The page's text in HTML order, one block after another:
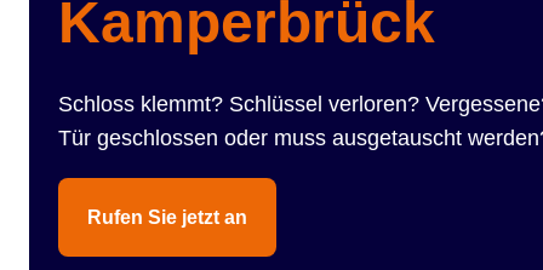
Kamperbrück
Schloss klemmt? Schlüssel verloren?
Tür geschlossen oder muss ausgetauscht
Rufen Sie jetzt an